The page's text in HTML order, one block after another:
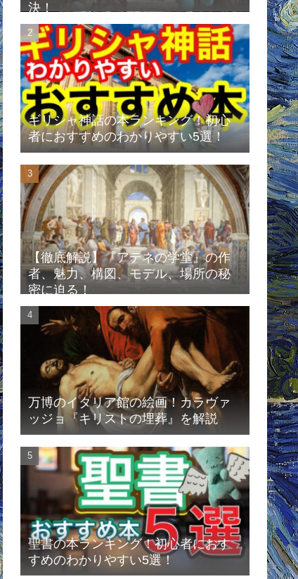
決！
ギリシャ神話の本ランキング！初心
者におすすめのわかりやすい5選！
【徹底解説】『アテネの学堂』の作
者、魅力、構図、モデル、場所の秘
密に迫る！
万博のイタリア館の絵画！カラヴァ
ッジョ『キリストの埋葬』を解説
聖書の本ランキング！初心者におす
すめのわかりやすい5選！